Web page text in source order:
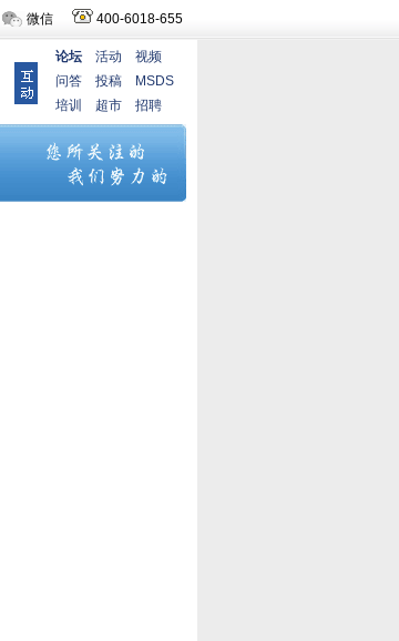
微信 400-6018-655
论坛 活动
视频
问答
投稿
MSDS
培训
超市 招聘